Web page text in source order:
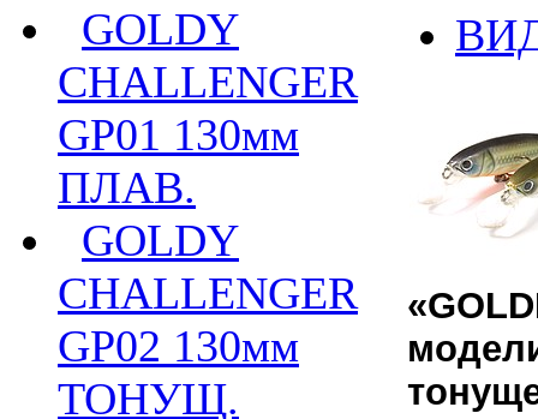
GOLDY
CHALLENGER
GP01 130мм
ПЛАВ.
GOLDY
CHALLENGER
GP02 130мм
ТОНУЩ.
«